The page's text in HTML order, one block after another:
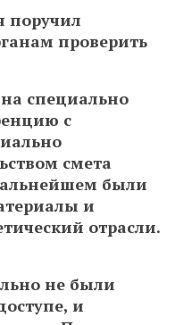
поручил
проверить
специально
с
смета
были
и
отрасли.
не были
и